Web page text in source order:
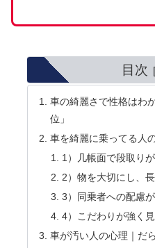
目次
車の綺麗さで性格はわ
位」
車を綺麗に乗ってる人
1）几帳面で段取り
2）物を大切にし、
3）同乗者への配慮
4）こだわりが強く
車が汚い人の心理｜だ